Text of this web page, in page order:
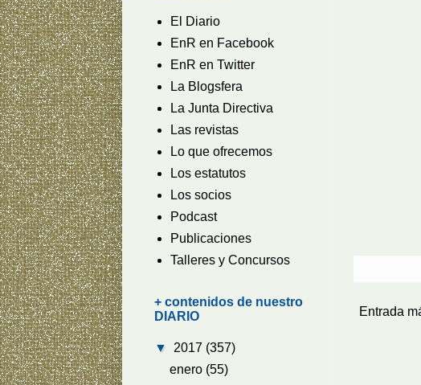
Entrada
El Diario
EnR en Facebook
EnR en Twitter
La Blogsfera
La Junta Directiva
Las revistas
Lo que ofrecemos
Los estatutos
Los socios
Podcast
Publicaciones
Talleres y Concursos
+ contenidos de nuestro
DIARIO
▼ 2017 (357)
enero (55)